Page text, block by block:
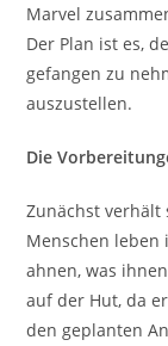
Marvel
Der Plan ist es,
gefangen zu
auszustellen.
Die
Zunächst verhält
Menschen leben
ahnen, was
auf der Hut, da
den geplanten